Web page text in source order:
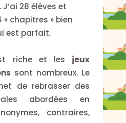
J’ai 28 élèves et
« chapitres » bien
est parfait.
riche et les jeux
sont nombreux. Le
de rebrasser des
abordées en
contraires,